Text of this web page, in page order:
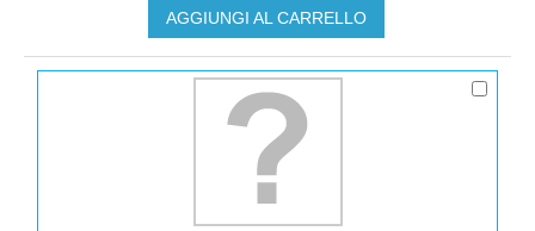
AGGIUNGI AL CARRELLO